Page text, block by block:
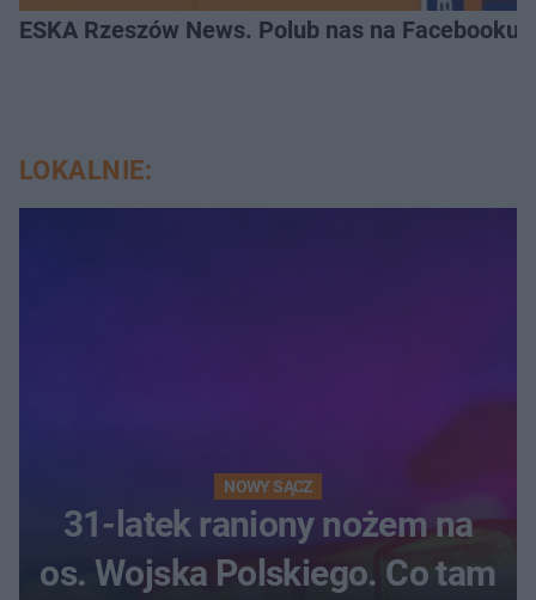
ESKA Rzeszów News. Polub nas na Facebooku!
LOKALNIE:
NOWY SĄCZ
31-latek raniony nożem na
os. Wojska Polskiego. Co tam